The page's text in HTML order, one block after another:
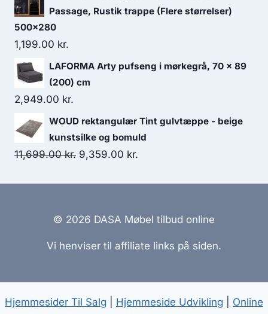
Passage, Rustik trappe (Flere størrelser)
500x280
1,199.00 kr.
LAFORMA Arty pufseng i mørkegrå, 70 x 89
(200) cm
2,949.00 kr.
WOUD rektangulær Tint gulvtæppe - beige
kunstsilke og bomuld
11,699.00kr. 9,359.00 kr.
© 2026 DASA Møbel tilbud online
Vi henviser til affiliate links på siden.
Hjemmesider Til Salg Hjemmeside Udvikling
Online